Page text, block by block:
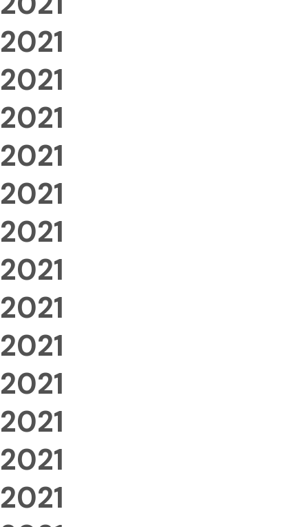
2021
2021
2021
2021
2021
2021
2021
2021
2021
2021
2021
2021
2021